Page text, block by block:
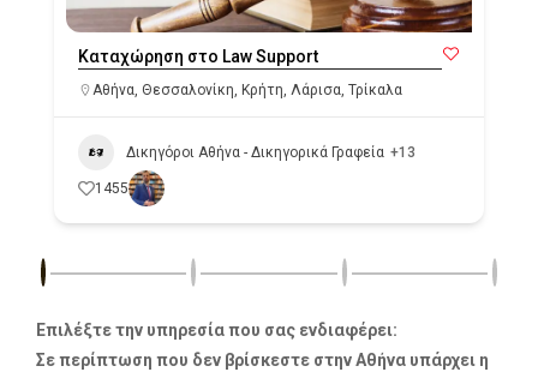
Καταχώρηση στο Law Support
Αθήνα, Θεσσαλονίκη, Κρήτη, Λάρισα, Τρίκαλα
Δικηγόροι Αθήνα - Δικηγορικά Γραφεία +13
1455
Επιλέξτε την υπηρεσία που σας ενδιαφέρει:
Σε περίπτωση που δεν βρίσκεστε στην Αθήνα υπάρχει η